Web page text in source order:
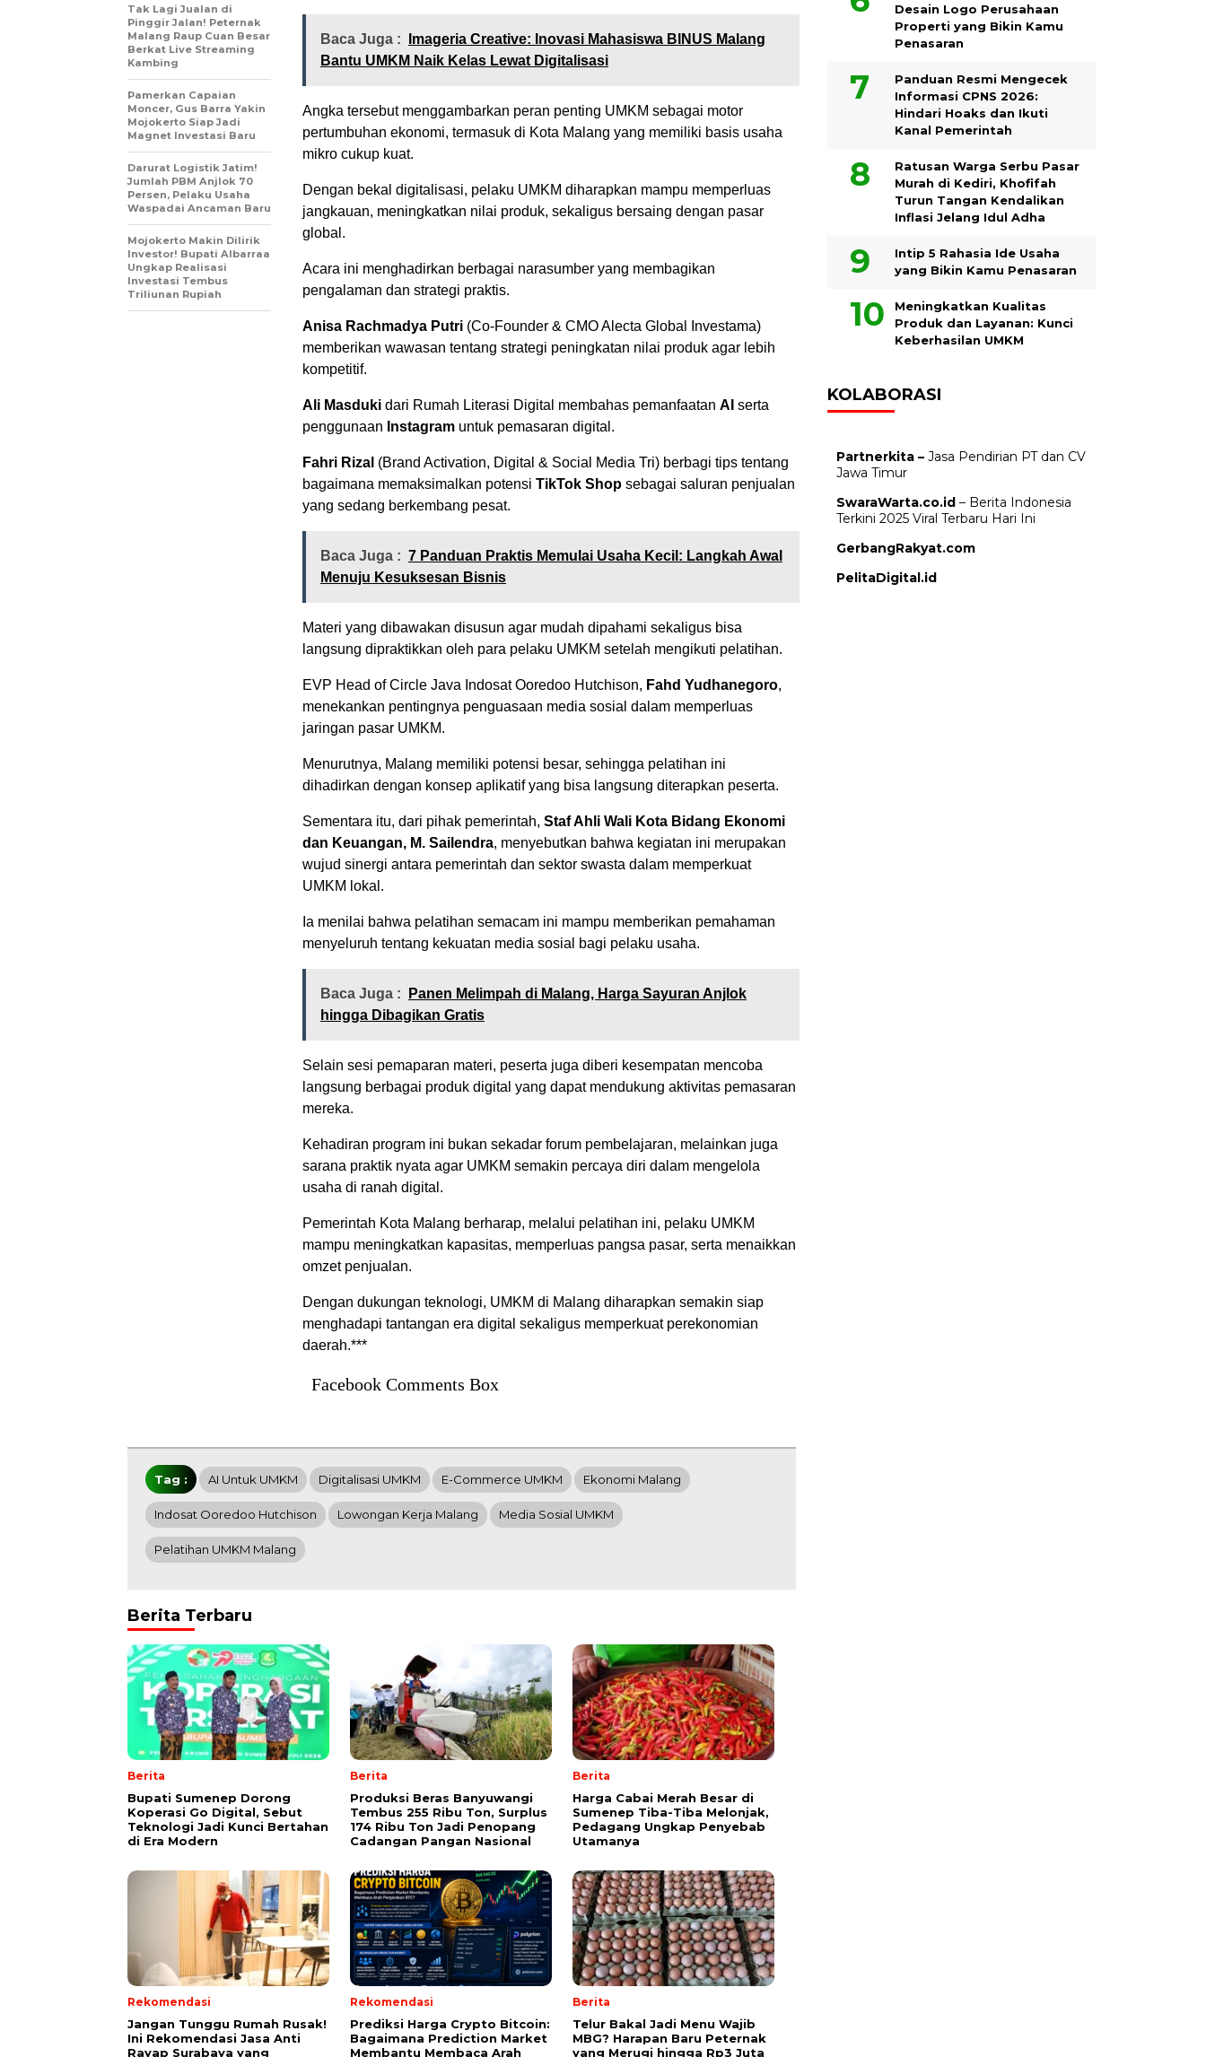
Baca Juga :
Imageria Creative: Inovasi Mahasiswa BINUS Malang
Bantu UMKM Naik Kelas Lewat Digitalisasi
Angka tersebut menggambarkan peran penting UMKM sebagai motor
pertumbuhan ekonomi, termasuk di Kota Malang yang memiliki basis usaha
mikro cukup kuat.
Dengan bekal digitalisasi, pelaku UMKM diharapkan mampu memperluas
jangkauan, meningkatkan nilai produk, sekaligus bersaing dengan pasar
global.
Acara ini menghadirkan berbagai narasumber yang membagikan
pengalaman dan strategi praktis.
Anisa Rachmadya Putri (Co-Founder & CMO Alecta Global Investama)
memberikan wawasan tentang strategi peningkatan nilai produk agar lebih
kompetitif.
Ali Masduki dari Rumah Literasi Digital membahas pemanfaatan AI serta
penggunaan Instagram untuk pemasaran digital.
Fahri Rizal (Brand Activation, Digital & Social Media Tri) berbagi tips tentang
bagaimana memaksimalkan potensi TikTok Shop sebagai saluran penjualan
yang sedang berkembang pesat.
Baca Juga : 7 Panduan Praktis Memulai Usaha Kecil: Langkah Awal
Menuju Kesuksesan Bisnis
Materi yang dibawakan disusun agar mudah dipahami sekaligus bisa
langsung dipraktikkan oleh para pelaku UMKM setelah mengikuti pelatihan.
EVP Head of Circle Java Indosat Ooredoo Hutchison, Fahd Yudhanegoro,
menekankan pentingnya penguasaan media sosial dalam memperluas
jaringan pasar UMKM.
Menurutnya, Malang memiliki potensi besar, sehingga pelatihan ini
dihadirkan dengan konsep aplikatif yang bisa langsung diterapkan peserta.
Sementara itu, dari pihak pemerintah, Staf Ahli Wali Kota Bidang Ekonomi
dan Keuangan, M. Sailendra, menyebutkan bahwa kegiatan ini merupakan
wujud sinergi antara pemerintah dan sektor swasta dalam memperkuat
UMKM lokal.
Ia menilai bahwa pelatihan semacam ini mampu memberikan pemahaman
menyeluruh tentang kekuatan media sosial bagi pelaku usaha.
Baca Juga :
Panen Melimpah di Malang, Harga Sayuran Anjlok
hingga Dibagikan Gratis
Selain sesi pemaparan materi, peserta juga diberi kesempatan mencoba
langsung berbagai produk digital yang dapat mendukung aktivitas pemasaran
mereka.
Kehadiran program ini bukan sekadar forum pembelajaran, melainkan juga
sarana praktik nyata agar UMKM semakin percaya diri dalam mengelola
usaha di ranah digital.
Pemerintah Kota Malang berharap, melalui pelatihan ini, pelaku UMKM
mampu meningkatkan kapasitas, memperluas pangsa pasar, serta menaikkan
omzet penjualan.
Dengan dukungan teknologi, UMKM di Malang diharapkan semakin siap
menghadapi tantangan era digital sekaligus memperkuat perekonomian
daerah.***
Facebook Comments Box
Tak Lagi Jualan di
Pinggir Jalan! Peternak
Malang Raup Cuan Besar
Berkat Live Streaming
Kambing
Pamerkan Capaian
Moncer, Gus Barra Yakin
Mojokerto Siap Jadi
Magnet Investasi Baru
Darurat Logistik Jatim!
Jumlah PBM Anjlok 70
Persen, Pelaku Usaha
Waspadai Ancaman Baru
Mojokerto Makin Dilirik
Investor! Bupati Albarraa
Ungkap Realisasi
Investasi Tembus
Triliunan Rupiah
Tag : AI Untuk UMKM Digitalisasi UMKM E-Commerce UMKM Ekonomi Malang
Indosat Ooredoo Hutchison Lowongan Kerja Malang Media Sosial UMKM
Pelatihan UMKM Malang
Berita Terbaru
Berita
Bupati Sumenep Dorong
Koperasi Go Digital, Sebut
Teknologi Jadi Kunci Bertahan
di Era Modern
Berita
Produksi Beras Banyuwangi
Tembus 255 Ribu Ton, Surplus
174 Ribu Ton Jadi Penopang
Cadangan Pangan Nasional
Berita
Harga Cabai Merah Besar di
Sumenep Tiba-Tiba Melonjak,
Pedagang Ungkap Penyebab
Utamanya
Rekomendasi
Jangan Tunggu Rumah Rusak!
Ini Rekomendasi Jasa Anti
Rayap Surabaya yang
Rekomendasi
Prediksi Harga Crypto Bitcoin:
Bagaimana Prediction Market
Membantu Membaca Arah
Berita
Telur Bakal Jadi Menu Wajib
MBG? Harapan Baru Peternak
yang Merugi hingga Rp3 Juta
Desain Logo Perusahaan
Properti yang Bikin Kamu
Penasaran
Panduan Resmi Mengecek
Informasi CPNS 2026:
Hindari Hoaks dan Ikuti
Kanal Pemerintah
Ratusan Warga Serbu Pasar
Murah di Kediri, Khofifah
Turun Tangan Kendalikan
Inflasi Jelang Idul Adha
Intip 5 Rahasia Ide Usaha
yang Bikin Kamu Penasaran
Meningkatkan Kualitas
Produk dan Layanan: Kunci
Keberhasilan UMKM
KOLABORASI
Partnerkita – Jasa Pendirian PT dan CV
Jawa Timur
SwaraWarta.co.id – Berita Indonesia
Terkini 2025 Viral Terbaru Hari Ini
GerbangRakyat.com
PelitaDigital.id